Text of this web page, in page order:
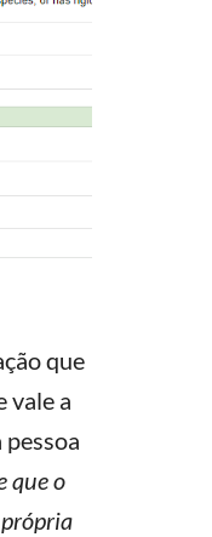
que
vale a
que o